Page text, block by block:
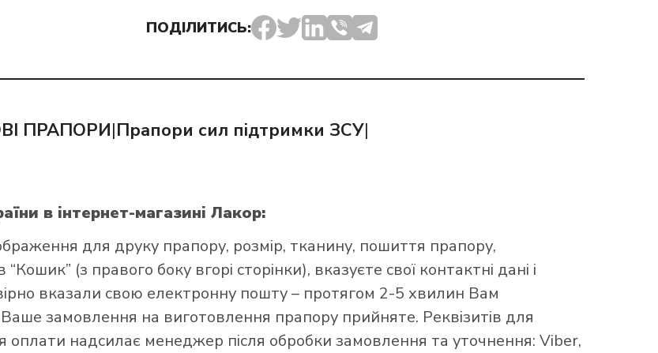
ПОДІЛИТИСЬ:
ПРАПОРИ|Прапори сил підтримки ЗСУ|
в інтернет-магазині Лакор:
для друку прапору, розмір, тканину, пошиття прапору,
(з правого боку вгорі сторінки), вказуєте свої контактні дані і
вказали свою електронну пошту – протягом 2-5 хвилин Вам
замовлення на виготовлення прапору прийняте. Реквізитів для
оплати надсилає менеджер після обробки замовлення та уточнення: Viber,